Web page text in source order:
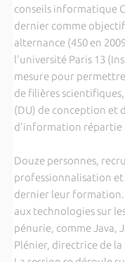
conseils informatique
dernier comme
alternance (450 en
l'université Paris 13
mesure pour permettre
de filières
(DU) de conception et
d'information répartie
Douze personnes,
professionnalisation et
dernier leur formation.
aux technologies sur
pénurie, comme Java,
Plénier, directrice de